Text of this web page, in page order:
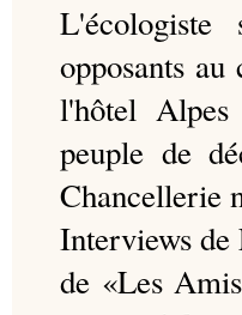
opposants
l'hôtel
peuple de
Chancellerie
Interviews de
de «Les